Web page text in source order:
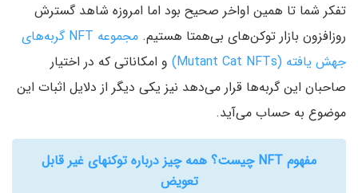
تفکر شما تا همین اواخر صحیح بود اما امروزه شاهد گسترش
روزافزون بازار توکن‌های بی‌همتا هستیم.
مجموعه NFT گربه‌های
جهش یافته (‌Mutant Cat NFTs‌)
و امکاناتی که در اختیار
صاحبان این گربه‌ها قرار می‌دهد نیز یکی دیگر از دلایل اثبات این
موضوع به حساب می‌آید.
مفهوم NFT چیست؟ همه چیز درباره توکنهای غیر قابل
تعویض